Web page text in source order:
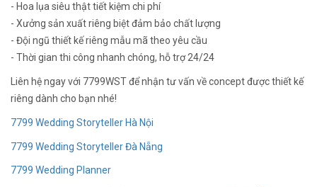
- Hoa lụa siêu thật tiết kiệm chi phí
- Xưởng sản xuất riêng biệt đảm bảo chất lượng
- Đội ngũ thiết kế riêng mẫu mã theo yêu cầu
- Thời gian thi công nhanh chóng, hỗ trợ 24/24
Liên hệ ngay với 7799WST để nhận tư vấn về concept được thiết kế
riêng dành cho bạn nhé!
7799 Wedding Storyteller Hà Nội
7799 Wedding Storyteller Đà Nẵng
7799 Wedding Planner